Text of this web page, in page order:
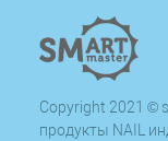
Copyright 2021 ©
продукты NAIL